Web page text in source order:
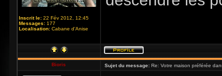
Inscrit le: 22 Fév 2012, 12:45
Messages: 177
Localisation: Cabane d'Anise
Bioris Sujet du message: Re: Votre maison préférée